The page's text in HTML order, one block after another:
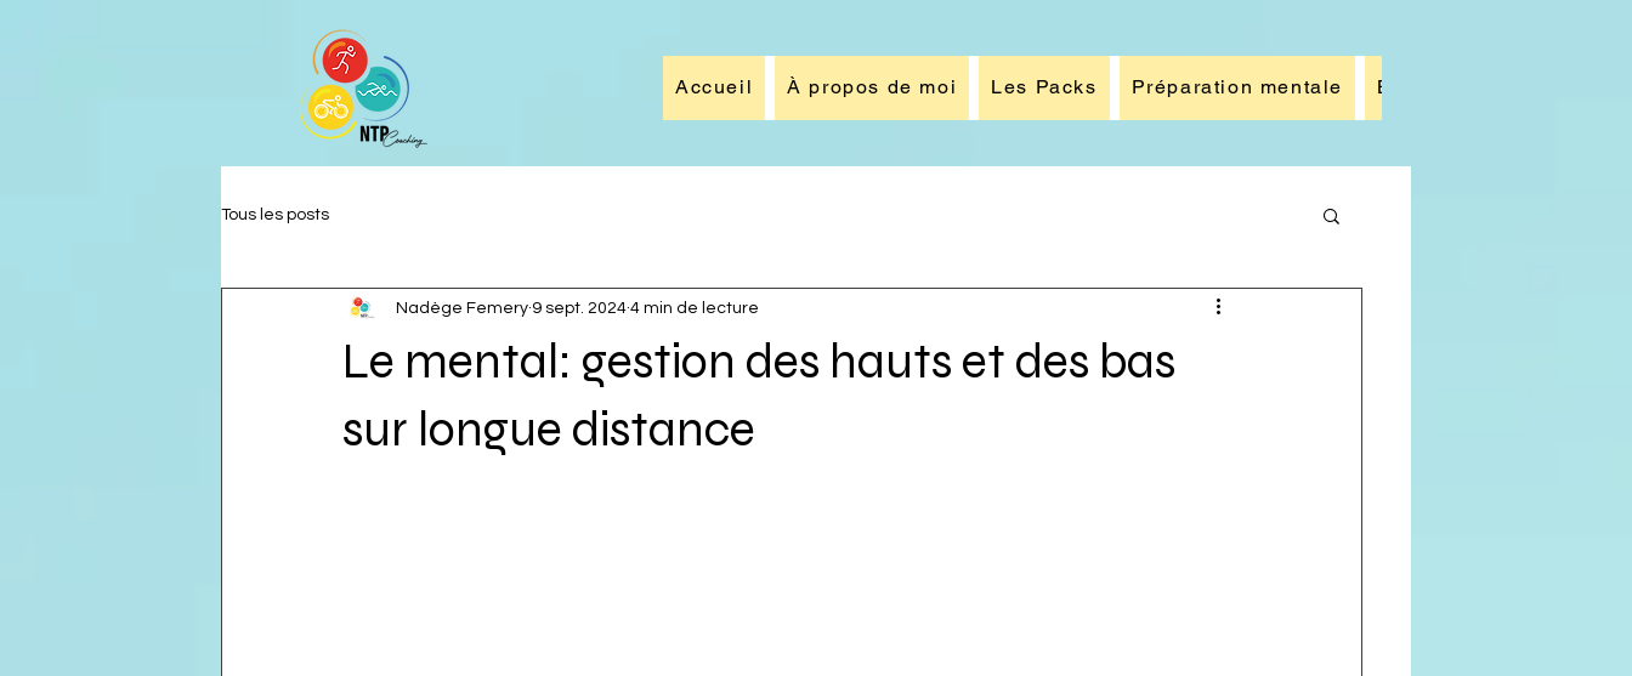
Accueil À propos de moi Les Packs Préparation mentale Blog
Tous les posts
Le mental: gestion des hauts et des bas
sur longue distance
Nadège Femery 9 sept. 2024 4 min de lecture